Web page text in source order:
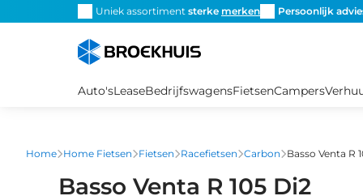
Uniek assortiment sterke merken Persoonlijk
Auto'sLeaseBedrijfswagensFietsenCampers
Home Home Fietsen Fietsen Racefietsen Carbon Basso Venta R
Basso Venta R 105 Di2